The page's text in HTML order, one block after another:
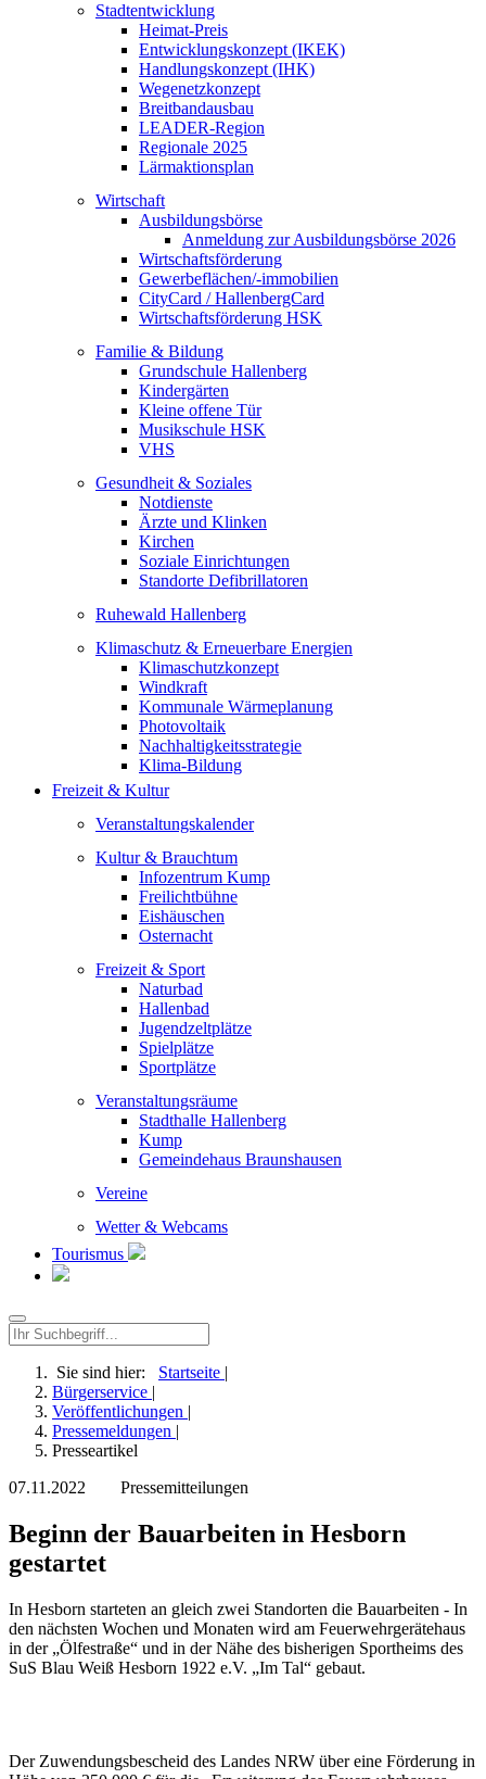
Stadtentwicklung
Heimat-Preis
Entwicklungskonzept (IKEK)
Handlungskonzept (IHK)
Wegenetzkonzept
Breitbandausbau
LEADER-Region
Regionale 2025
Lärmaktionsplan
Wirtschaft
Ausbildungsbörse
Anmeldung zur Ausbildungsbörse 2026
Wirtschaftsförderung
Gewerbeflächen/-immobilien
CityCard / HallenbergCard
Wirtschaftsförderung HSK
Familie & Bildung
Grundschule Hallenberg
Kindergärten
Kleine offene Tür
Musikschule HSK
VHS
Gesundheit & Soziales
Notdienste
Ärzte und Klinken
Kirchen
Soziale Einrichtungen
Standorte Defibrillatoren
Ruhewald Hallenberg
Klimaschutz & Erneuerbare Energien
Klimaschutzkonzept
Windkraft
Kommunale Wärmeplanung
Photovoltaik
Nachhaltigkeitsstrategie
Klima-Bildung
Freizeit & Kultur
Veranstaltungskalender
Kultur & Brauchtum
Infozentrum Kump
Freilichtbühne
Eishäuschen
Osternacht
Freizeit & Sport
Naturbad
Hallenbad
Jugendzeltplätze
Spielplätze
Sportplätze
Veranstaltungsräume
Stadthalle Hallenberg
Kump
Gemeindehaus Braunshausen
Vereine
Wetter & Webcams
Tourismus
Sie sind hier: Startseite |
Bürgerservice |
Veröffentlichungen |
Pressemeldungen |
Presseartikel
07.11.2022
Pressemitteilungen
Beginn der Bauarbeiten in Hesborn
gestartet
In Hesborn starteten an gleich zwei Standorten die Bauarbeiten - In
den nächsten Wochen und Monaten wird am Feuerwehrgerätehaus
in der „Ölfestraße“ und in der Nähe des bisherigen Sportheims des
SuS Blau Weiß Hesborn 1922 e.V. „Im Tal“ gebaut.
Der Zuwendungsbescheid des Landes NRW über eine Förderung in